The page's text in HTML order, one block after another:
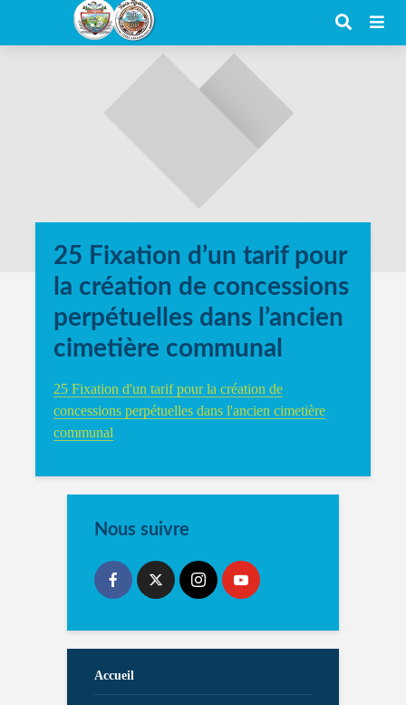
25 Fixation d’un tarif pour
la création de concessions
perpétuelles dans l’ancien
cimetière communal
25 Fixation d'un tarif pour la création de
concessions perpétuelles dans l'ancien cimetière
communal
Nous suivre
Accueil